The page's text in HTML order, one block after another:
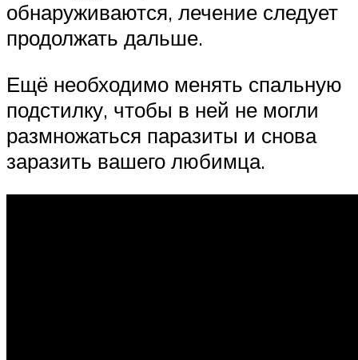
обнаруживаются, лечение следует
продолжать дальше.
Ещё необходимо менять спальную
подстилку, чтобы в ней не могли
размножаться паразиты и снова
заразить вашего любимца.